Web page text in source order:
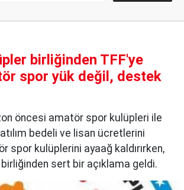
birliğinden TFF'ye
spor yük değil, destek
öncesi amatör spor kulüpleri ile
bedeli ve lisan ücretlerini
spor kulüplerini ayaağ kaldırırken,
sert bir açıklama geldi.